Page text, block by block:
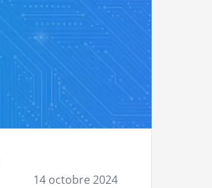
14 octobre 2024